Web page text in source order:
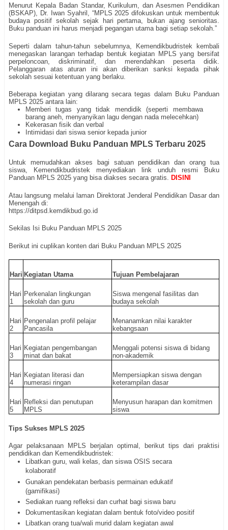
Menurut Kepala Badan Standar, Kurikulum, dan Asesmen Pendidikan
(BSKAP), Dr. Iwan Syahril, “MPLS 2025 difokuskan untuk membentuk
budaya positif sekolah sejak hari pertama, bukan ajang senioritas.
Buku panduan ini harus menjadi pegangan utama bagi setiap sekolah.”
Seperti dalam tahun-tahun sebelumnya, Kemendikbudristek kembali
menegaskan larangan terhadap bentuk kegiatan MPLS yang bersifat
perpeloncoan, diskriminatif, dan merendahkan peserta didik.
Pelanggaran atas aturan ini akan diberikan sanksi kepada pihak
sekolah sesuai ketentuan yang berlaku.
Beberapa kegiatan yang dilarang secara tegas dalam Buku Panduan
MPLS 2025 antara lain:
Memberi tugas yang tidak mendidik (seperti membawa
barang aneh, menyanyikan lagu dengan nada melecehkan)
Kekerasan fisik dan verbal
Intimidasi dari siswa senior kepada junior
Cara Download Buku Panduan MPLS Terbaru 2025
Untuk memudahkan akses bagi satuan pendidikan dan orang tua
siswa, Kemendikbudristek menyediakan link unduh resmi Buku
Panduan MPLS 2025 yang bisa diakses secara gratis. DISINI
Atau langsung melalui laman Direktorat Jenderal Pendidikan Dasar dan
Menengah di:
https://ditpsd.kemdikbud.go.id
Sekilas Isi Buku Panduan MPLS 2025
Berikut ini cuplikan konten dari Buku Panduan MPLS 2025
Hari Kegiatan Utama Tujuan Pembelajaran
Hari
1
Perkenalan lingkungan
sekolah dan guru
Siswa mengenal fasilitas dan
budaya sekolah
Hari
2
Pengenalan profil pelajar
Pancasila
Menanamkan nilai karakter
kebangsaan
Hari
3
Kegiatan pengembangan
minat dan bakat
Menggali potensi siswa di bidang
non-akademik
Hari
4
Kegiatan literasi dan
numerasi ringan
Mempersiapkan siswa dengan
keterampilan dasar
Hari
5
Refleksi dan penutupan
MPLS
Menyusun harapan dan komitmen
siswa
Tips Sukses MPLS 2025
Agar pelaksanaan MPLS berjalan optimal, berikut tips dari praktisi
pendidikan dan Kemendikbudristek:
Libatkan guru, wali kelas, dan siswa OSIS secara
kolaboratif
Gunakan pendekatan berbasis permainan edukatif
(gamifikasi)
Sediakan ruang refleksi dan curhat bagi siswa baru
Dokumentasikan kegiatan dalam bentuk foto/video positif
Libatkan orang tua/wali murid dalam kegiatan awal